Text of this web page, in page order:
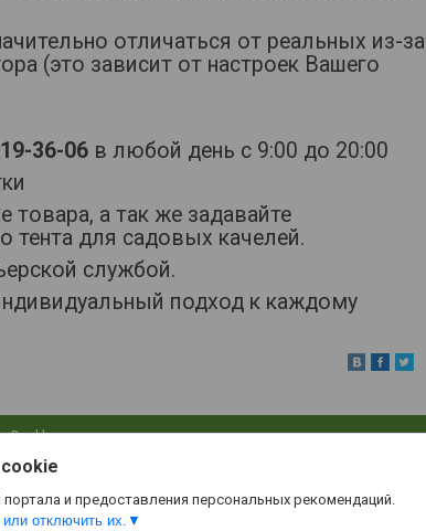
отличаться от реальных из-за
(это зависит от настроек Вашего
36-06 в любой день с 9:00 до 20:00
товара, а так же задавайте
тента для садовых качелей.
службой.
подход к каждому
Deal.by
cookies
и предоставления персональных рекомендаций.
отключить их.
контент